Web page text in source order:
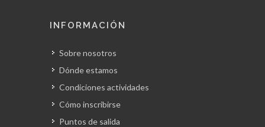
INFORMACIÓN
Sobre nosotros
Dónde estamos
Condiciones actividades
Cómo inscribirse
Puntos de salida